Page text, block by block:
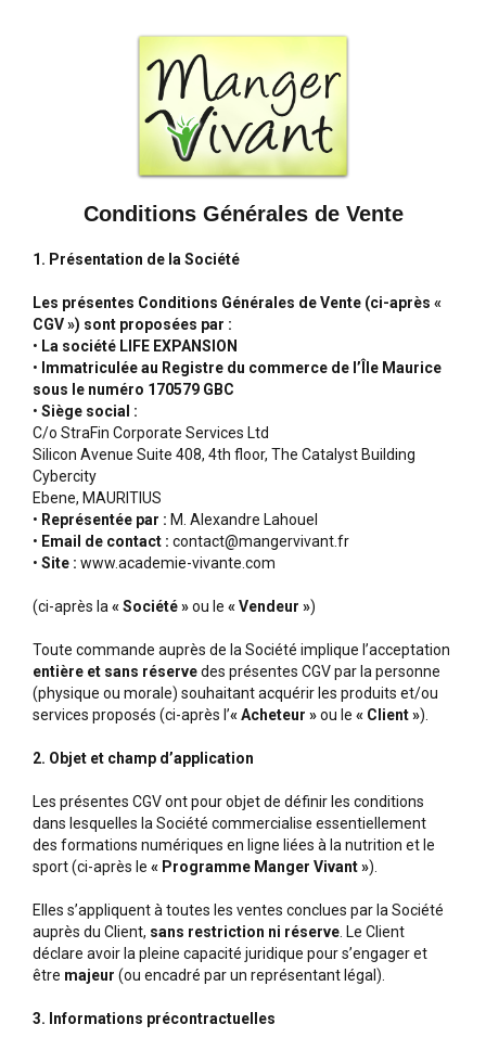
Conditions Générales de Vente
1. Présentation de la Société
Les présentes Conditions Générales de Vente (ci-après «
CGV ») sont proposées par :
• La société LIFE EXPANSION
• Immatriculée au Registre du commerce de l’Île Maurice
sous le numéro 170579 GBC
• Siège social :
C/o StraFin Corporate Services Ltd
Silicon Avenue Suite 408, 4th floor, The Catalyst Building
Cybercity
Ebene, MAURITIUS
• Représentée par : M. Alexandre Lahouel
• Email de contact : contact@mangervivant.fr
• Site : www.academie-vivante.com
(ci-après la « Société »ou le « Vendeur »)
Toute commande auprès de la Société implique l’acceptation
entière et sans réservedes présentes CGV par la personne
(physique ou morale) souhaitant acquérir les produits et/ou
services proposés (ci-après l’« Acheteur »ou le « Client »).
2. Objet et champ d’application
Les présentes CGV ont pour objet de définir les conditions
dans lesquelles la Société commercialise essentiellement
des formations numériques en ligne liées à la nutrition et le
sport (ci-après le « Programme Manger Vivant »).
Elles s’appliquent à toutes les ventes conclues par la Société
auprès du Client, sans restriction ni réserve . Le Client
déclare avoir la pleine capacité juridique pour s’engager et
être majeur (ou encadré par un représentant légal).
3. Informations précontractuelles